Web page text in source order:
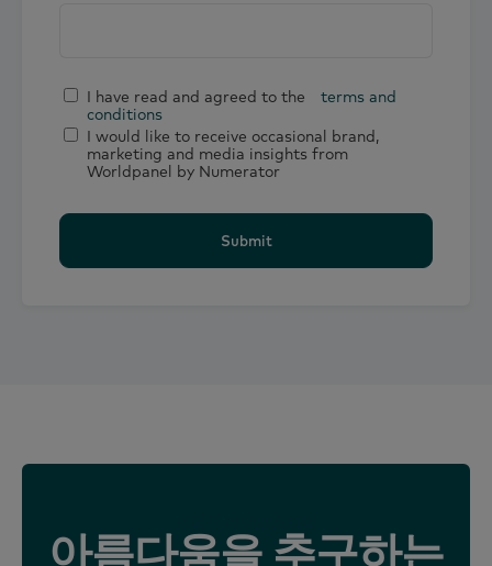
I have read and agreed to the
terms and
conditions
I would like to receive occasional brand,
marketing and media insights from
Worldpanel by Numerator
Submit
아름다움을 추구하는